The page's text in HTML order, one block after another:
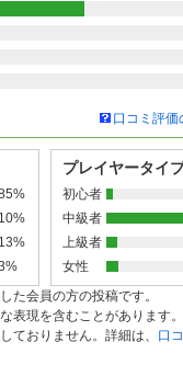
口コミ評価
10%
13%
プレイヤータイ
初心者
中級者
上級者
女性
た会員の方の投稿です。
表現を含むことがあります。
ておりません。詳細は、 口